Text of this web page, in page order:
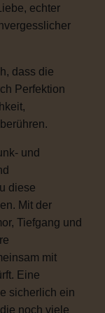
echter
dass die
Perfektion
und
diese
Mit der
Tiefgang und
mit
Eine
sicherlich ein
noch viele